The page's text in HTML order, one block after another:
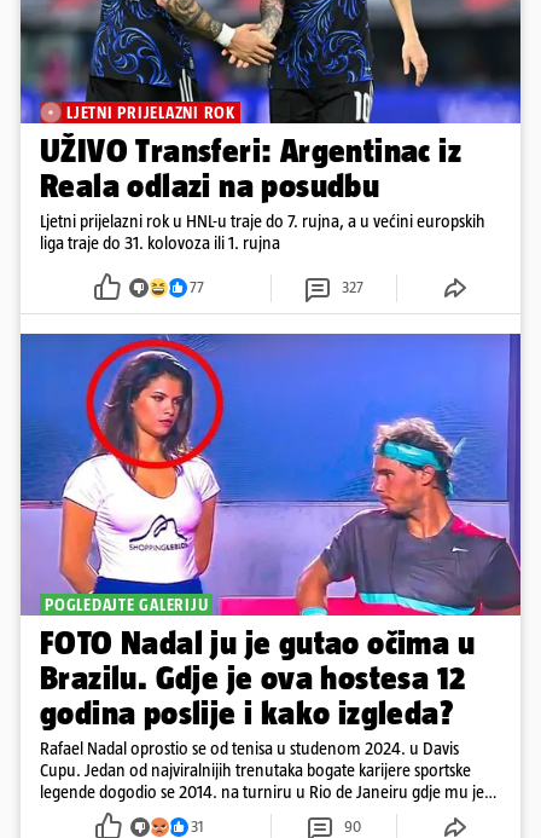
LJETNI PRIJELAZNI ROK
UŽIVO Transferi: Argentinac iz
Reala odlazi na posudbu
Ljetni prijelazni rok u HNL-u traje do 7. rujna, a u većini europskih
liga traje do 31. kolovoza ili 1. rujna
77 327
POGLEDAJTE GALERIJU
FOTO Nadal ju je gutao očima u
Brazilu. Gdje je ova hostesa 12
godina poslije i kako izgleda?
Rafael Nadal oprostio se od tenisa u studenom 2024. u Davis
Cupu. Jedan od najviralnijih trenutaka bogate karijere sportske
legende dogodio se 2014. na turniru u Rio de Janeiru gdje mu je
pažnju odvlačila ljepotica iza klupe
31 90